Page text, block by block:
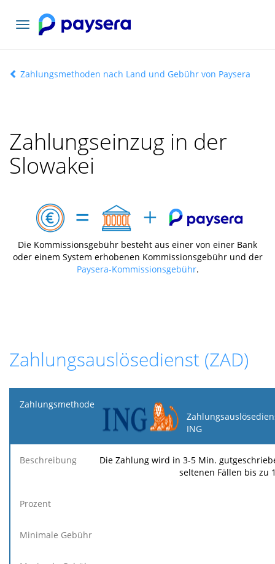
Toggle
navigation
Zahlungsmethoden nach Land und Gebühr von Paysera
Zahlungseinzug in der
Slowakei
Die Kommissionsgebühr besteht aus einer von einer Bank
oder einem System erhobenen Kommissionsgebühr und der
Paysera-Kommissionsgebühr.
Zahlungsauslösedienst (ZAD)
Zahlungsmethode
Minimale
Gebühr
Gebühr
ING
Die Zahlung wird in 3-5 Min.
seltenen Fällen bis zu